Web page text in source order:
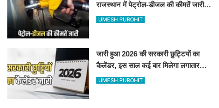
राजस्थान में पेट्रोल-डीजल की कीमतें जारी,
जानिए बीकानेर समेत पुरे प्रदेश में नए रेट
UMESH PUROHIT
जारी हुआ 2026 की सरकारी छुट्टियों का
कैलेंडर, इस साल कई बार मिलेगा लगातार
अवकाश, देखें
UMESH PUROHIT